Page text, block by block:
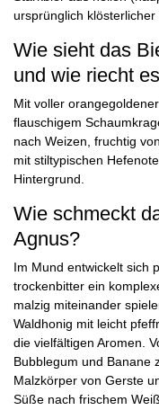
ursprünglich klösterlicher
Wie sieht das
und wie riecht
Mit voller
flauschigem
nach Weizen, fruchtig
mit stiltypischen
Hintergrund.
Wie schmeckt
Agnus?
Im Mund entwickelt sich
trockenbitter ein
malzig miteinander
Waldhonig mit leicht
die vielfältigen Aromen.
Bubblegum und Banane
Malzkörper von Gerste
Süße nach frischem